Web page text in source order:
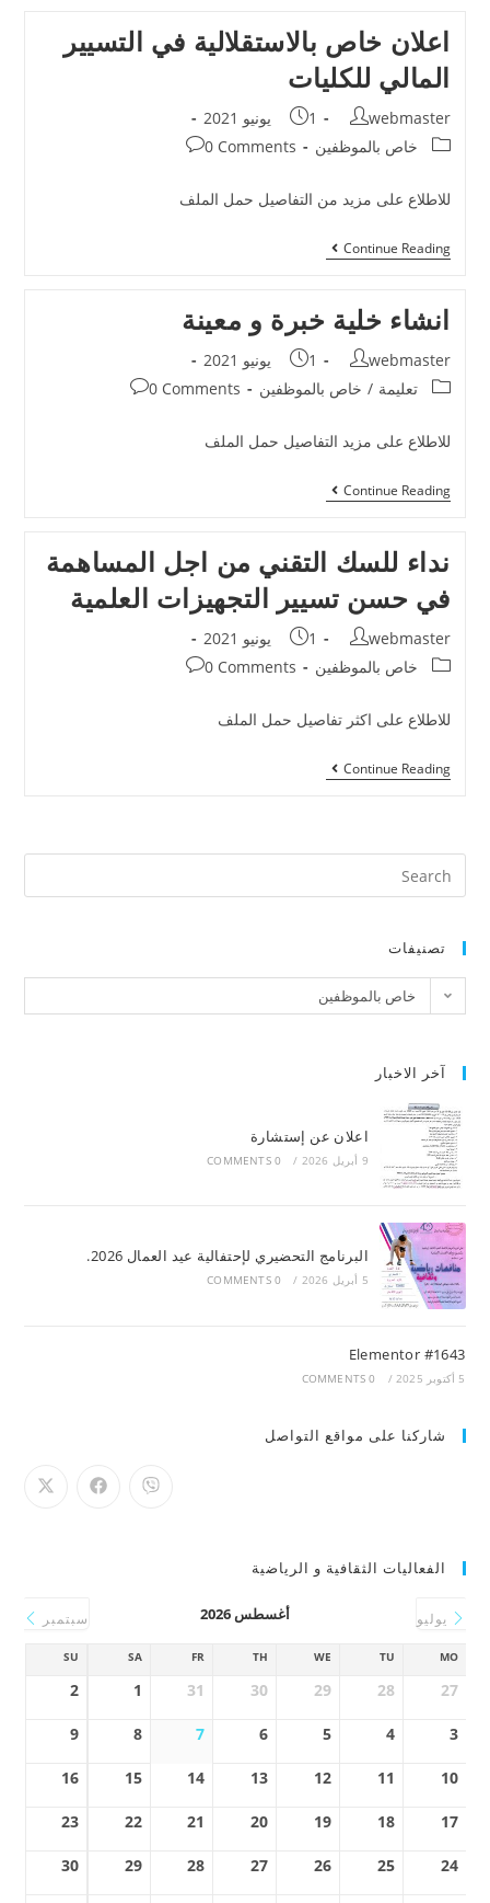
اعلان خاص بالاستقلالية في التسيير
المالي للكليات
webmaster
1 يونيو 2021
خاص بالموظفين
0 Comments
للاطلاع على مزيد من التفاصيل حمل الملف
Continue Reading
انشاء خلية خبرة و معينة
webmaster
1 يونيو 2021
تعليمة / خاص بالموظفين 0 Comments
للاطلاع على مزيد التفاصيل حمل الملف
Continue Reading
نداء للسك التقني من اجل المساهمة
في حسن تسيير التجهيزات العلمية
webmaster
1 يونيو 2021
خاص بالموظفين
0 Comments
للاطلاع على اكثر تفاصيل حمل الملف
Continue Reading
تصنيفات
خاص بالموظفين
آخر الاخبار
اعلان عن إستشارة
9 أبريل 2026 /
0 COMMENTS
البرنامج التحضيري لإحتفالية عيد العمال 2026.
5 أبريل 2026 /
0 COMMENTS
Elementor #1643
5 أكتوبر 2025 /
0 COMMENTS
شاركنا على مواقع التواصل
الفعاليات الثقافية و الرياضية
يوليو أغسطس 2026 سبتمبر
MO
TU
WE
TH
FR
SA
SU
27
28
29
30
31
1
2
3
4
5
6
7
8
9
10
11
12
13
14
15
16
17
18
19
20
21
22
23
24
25
26
27
28
29
30